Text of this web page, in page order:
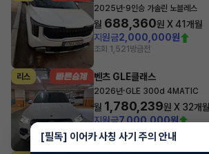
2025년·9인승 가솔린 노블레스
월 688,360원 X41개월
지원금2,000,000원
조회 1,521 방금전
리스 벤츠 GLE클래스
2026년·GLE 300d 4MATIC
월 1,780,239원 X 32개월
지원금7,000,000원
조회 250 1시간 전
[필독] 이어카 사칭 사기 주의 안내